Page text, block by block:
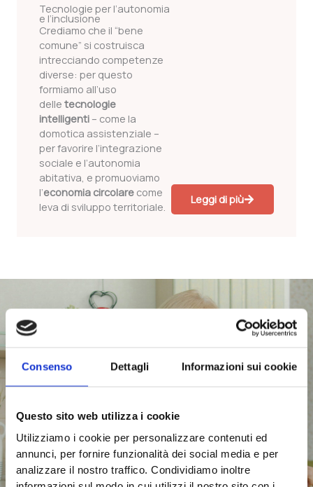
Consenso Dettagli Informazioni sui cookie
Questo sito web utilizza i cookie
Utilizziamo i cookie per personalizzare contenuti ed
annunci, per fornire funzionalità dei social media e per
analizzare il nostro traffico. Condividiamo inoltre
Tecnologie per l’autonomia
e l’inclusione
Crediamo che il “bene
comune” si costruisca
intrecciando competenze
diverse: per questo
formiamo all’uso
delle tecnologie
intelligenti – come la
domotica assistenziale –
per favorire l’integrazione
sociale e l’autonomia
abitativa, e promuoviamo
l’economia circolare come
leva di sviluppo territoriale.
Leggi di più
tecnologie concrete per l'autonomia e la sicurezza.
Siamo un laboratorio di idee dove il sociale incontra la
tecnologia e la sostenibilità. Crediamo che il “bene
per questo formiamo all’uso delle
come la domotica assistenziale – per favorire
l’integrazione sociale e l’autonomia abitativa, e
promuoviamo l’economia circolare come leva di sviluppo
territoriale.